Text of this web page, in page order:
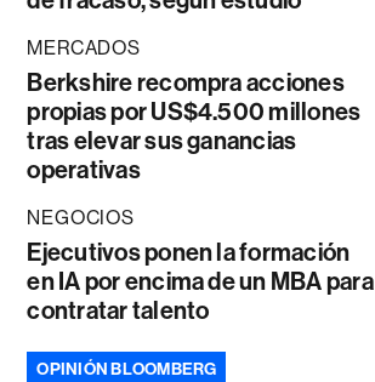
MERCADOS
Berkshire recompra acciones
propias por US$4.500 millones
tras elevar sus ganancias
operativas
NEGOCIOS
Ejecutivos ponen la formación
en IA por encima de un MBA para
contratar talento
OPINIÓN BLOOMBERG